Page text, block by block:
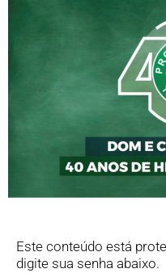
Este conteúdo está
digite sua senha abaixo.